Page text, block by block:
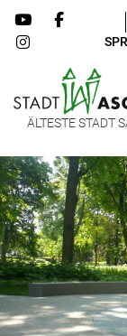
ÄLTESTE STADT